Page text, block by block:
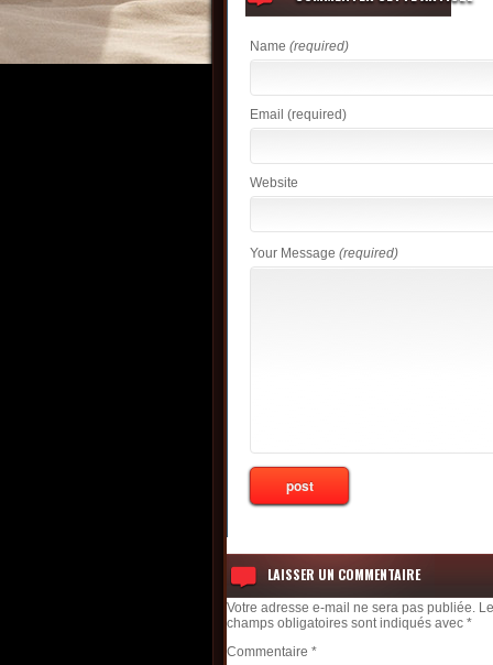
Name (required)
Email (required)
Website
Your Message (required)
LAISSER UN COMMENTAIRE
Votre adresse e-mail ne sera pas publiée.
champs obligatoires sont indiqués avec *
Commentaire *